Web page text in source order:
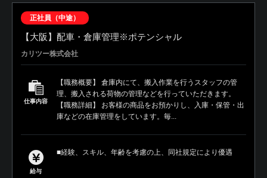
正社員（中途）
【大阪】配車・倉庫管理※ポテンシャル
カリツー株式会社
仕事内容
【職務概要】 倉庫内にて、搬入作業を行うスタッフの管
理、搬入される荷物の管理などを行っていただきます。
【職務詳細】 お客様の商品をお預かりし、入庫・保管・出
庫などの在庫管理をしています。毎...
給与
■経験、スキル、年齢を考慮の上、同社規定により優遇